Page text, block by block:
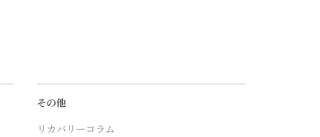
その他
リカバリーコラム